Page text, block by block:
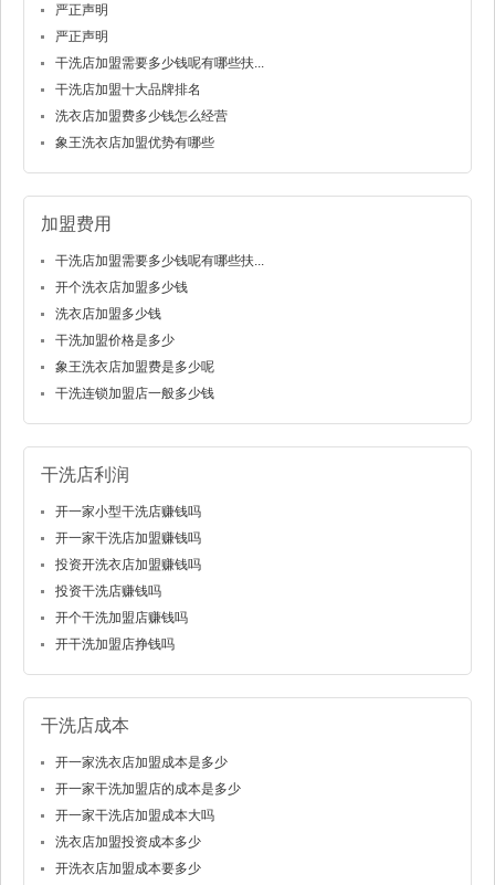
严正声明
严正声明
干洗店加盟需要多少钱呢有哪些扶...
干洗店加盟十大品牌排名
洗衣店加盟费多少钱怎么经营
象王洗衣店加盟优势有哪些
加盟费用
干洗店加盟需要多少钱呢有哪些扶...
开个洗衣店加盟多少钱
洗衣店加盟多少钱
干洗加盟价格是多少
象王洗衣店加盟费是多少呢
干洗连锁加盟店一般多少钱
干洗店利润
开一家小型干洗店赚钱吗
开一家干洗店加盟赚钱吗
投资开洗衣店加盟赚钱吗
投资干洗店赚钱吗
开个干洗加盟店赚钱吗
开干洗加盟店挣钱吗
干洗店成本
开一家洗衣店加盟成本是多少
开一家干洗加盟店的成本是多少
开一家干洗店加盟成本大吗
洗衣店加盟投资成本多少
开洗衣店加盟成本要多少